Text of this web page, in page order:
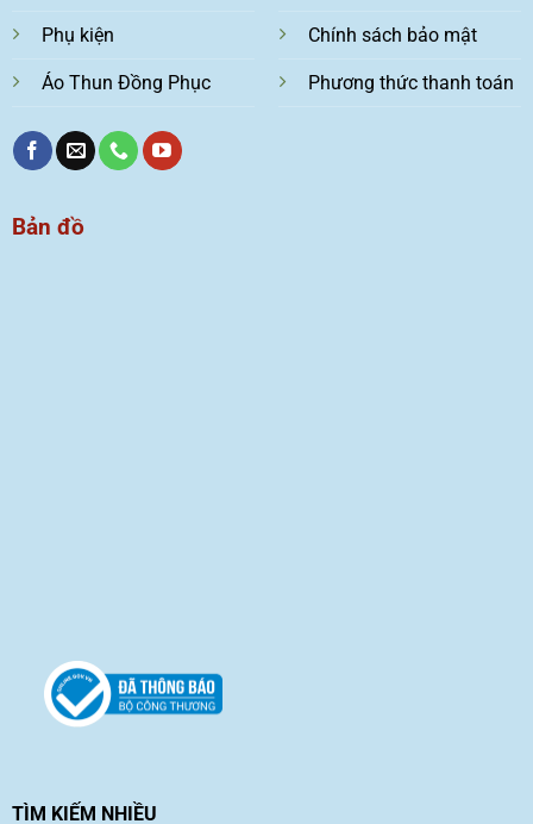
Phụ kiện
Áo Thun Đồng Phục
Chính sách bảo mật
Phương thức thanh toán
Bản đồ
TÌM KIẾM NHIỀU